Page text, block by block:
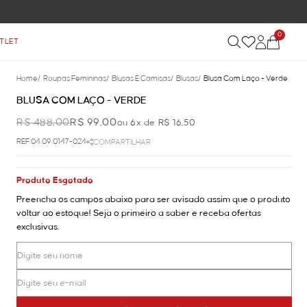
0
Home/ Roupas Femininas/ Blusas E Camisas/ Blusas/ Blusa Com Laço - Verde
BLUSA COM LAÇO - VERDE
R$ 488,00R$ 99,00ou 6x de R$ 16,50
REF.04.09.0147-024 COMPARTILHAR
Produto Esgotado
Preencha os campos abaixo para ser avisado assim que o produto
voltar ao estoque! Seja o primeiro a saber e receba ofertas
exclusivas.